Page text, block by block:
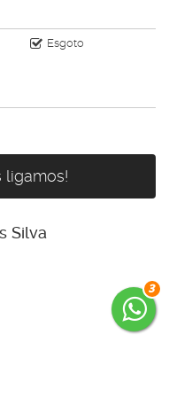
3
Esgoto
ligamos!
Silva